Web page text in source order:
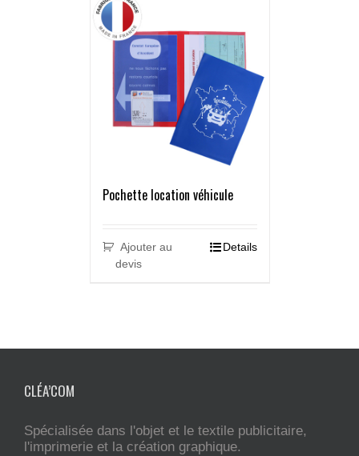
Pochette location véhicule
Ajouter au
devis
Details
CLÉA’COM
Spécialisée dans l'objet et le textile publicitaire,
l'imprimerie et la création graphique.